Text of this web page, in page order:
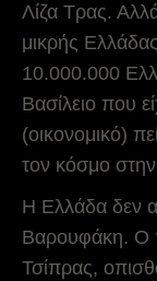
Λίζα Τρας.
μικρής
10.000.000
Βασίλειο που
(οικονομικό)
τον κόσμο
Η Ελλάδα δεν
Βαρουφάκη. Ο
Τσίπρας,